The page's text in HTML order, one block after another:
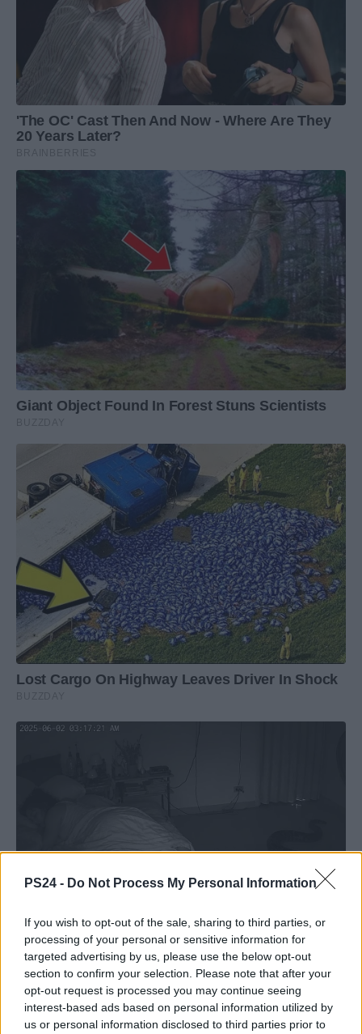
PS24 - Do Not Process My Personal Information
If you wish to opt-out of the sale, sharing to third parties, or
processing of your personal or sensitive information for
targeted advertising by us, please use the below opt-out
section to confirm your selection. Please note that after your
opt-out request is processed you may continue seeing
interest-based ads based on personal information utilized by
us or personal information disclosed to third parties prior to